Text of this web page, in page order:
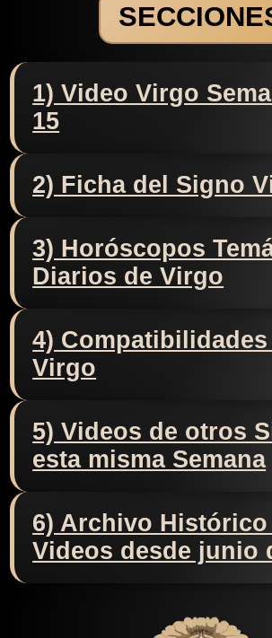
1) Video Virgo
15
2) Ficha del Signo
3) Horóscopos
Diarios de Virgo
4) Compatibilidades
Virgo
5) Videos de otros
esta misma Semana
6) Archivo Histórico
Videos desde junio